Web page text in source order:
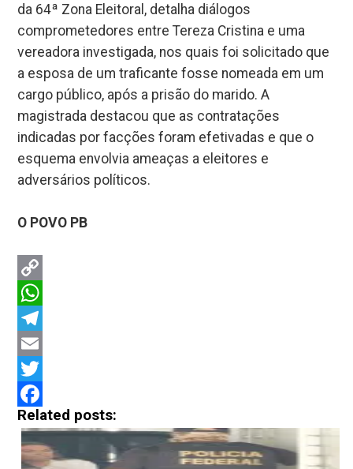
da 64ª Zona Eleitoral, detalha diálogos
comprometedores entre Tereza Cristina e uma
vereadora investigada, nos quais foi solicitado que
a esposa de um traficante fosse nomeada em um
cargo público, após a prisão do marido. A
magistrada destacou que as contratações
indicadas por facções foram efetivadas e que o
esquema envolvia ameaças a eleitores e
adversários políticos.
O POVO PB
Copy
Link
WhatsApp
Telegram
Email
Twitter
Facebook
Related posts: